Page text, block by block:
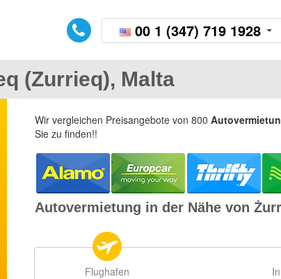
00 1 (347) 719 1928
(Zurrieq), Malta
Wir vergleichen Preisangebote von 800
Sie zu finden!!
Autovermietung in der Nähe von
Flughafen